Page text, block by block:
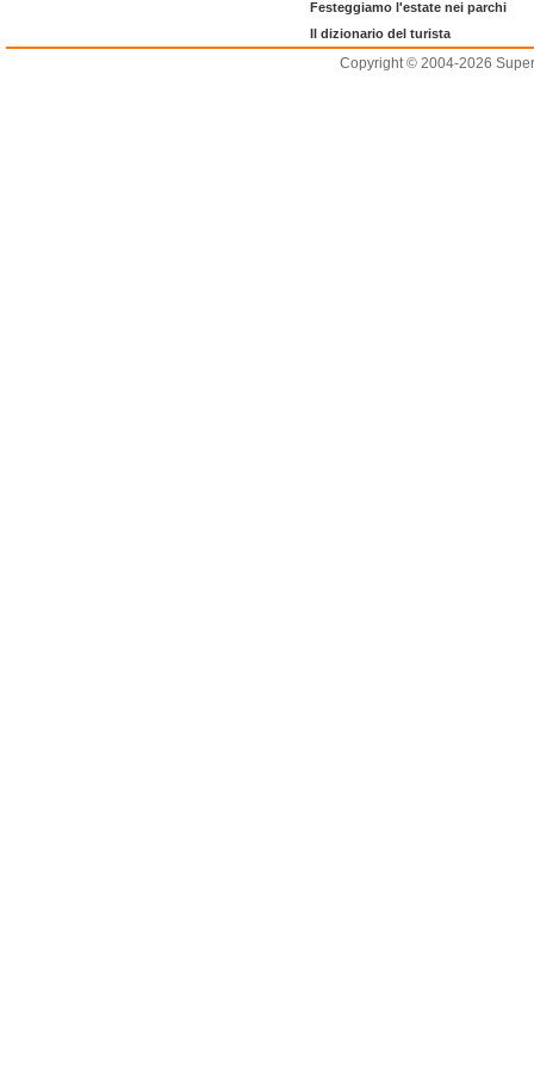
Festeggiamo l'estate nei parchi
Il dizionario del turista
Copyright © 2004-2026